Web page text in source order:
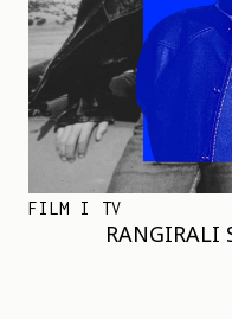
FILM I TV
RANGIRALI